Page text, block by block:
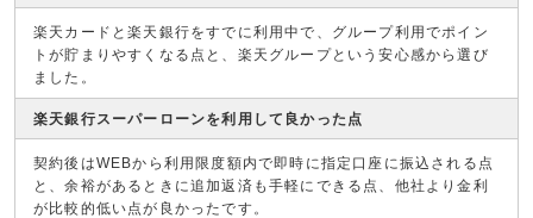
楽天カードと楽天銀行をすでに利用中で、グループ利用でポイン
トが貯まりやすくなる点と、楽天グループという安心感から選び
ました。
楽天銀行スーパーローンを利用して良かった点
契約後はWEBから利用限度額内で即時に指定口座に振込される点
と、余裕があるときに追加返済も手軽にできる点、他社より金利
が比較的低い点が良かったです。